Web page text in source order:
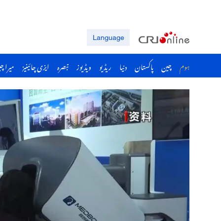
Language
ہوم چین پاکستان دنیا ریڈیو ویڈیوز تبصرہ ایزی چائینیز